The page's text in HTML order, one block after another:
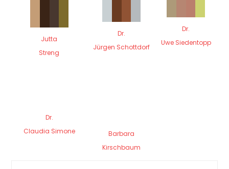
Jutta
Streng
Dr.
Jürgen Schottdorf
Dr.
Uwe Siedentopp
Dr.
Claudia Simone
Barbara
Kirschbaum